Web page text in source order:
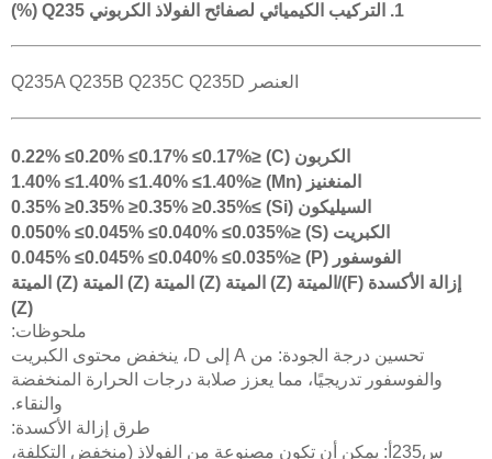
1. التركيب الكيميائي لصفائح الفولاذ الكربوني Q235 (%)
العنصر Q235A Q235B Q235C Q235D
الكربون (C) ≤0.22% ≤0.20% ≤0.17% ≤0.17%
المنغنيز (Mn) ≤1.40% ≤1.40% ≤1.40% ≤1.40%
السيليكون (Si) ≥0.35% ≥0.35% ≥0.35% ≥0.35%
الكبريت (S) ≤0.050% ≤0.045% ≤0.040% ≤0.035%
الفوسفور (P) ≤0.045% ≤0.045% ≤0.040% ≤0.035%
إزالة الأكسدة (F)/الميتة (Z) الميتة (Z) الميتة (Z) الميتة (Z) الميتة
(Z)
ملحوظات:
تحسين درجة الجودة: من A إلى D، ينخفض محتوى الكبريت
والفوسفور تدريجيًا، مما يعزز صلابة درجات الحرارة المنخفضة
والنقاء.
طرق إزالة الأكسدة:
س235أ: يمكن أن تكون مصنوعة من الفولاذ (منخفض التكلفة،